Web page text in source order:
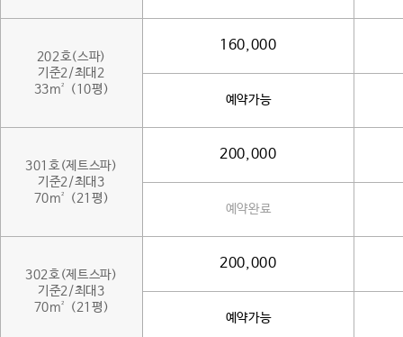
202호(스파)
기준2/최대2
33m² (10평)
160,000
예약가능
301호(제트스파)
기준2/최대3
70m² (21평)
200,000
예약완료
302호(제트스파)
기준2/최대3
70m² (21평)
200,000
예약가능